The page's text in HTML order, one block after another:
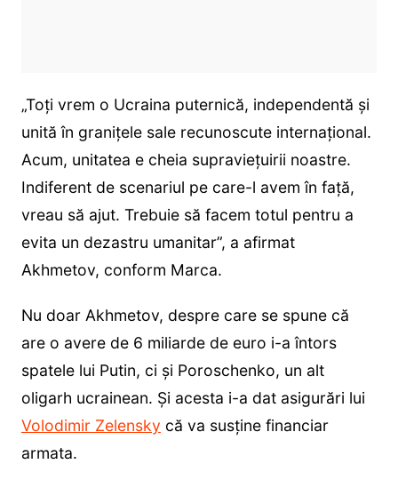
„Toți vrem o Ucraina puternică, independentă și
unită în granițele sale recunoscute internațional.
Acum, unitatea e cheia supraviețuirii noastre.
Indiferent de scenariul pe care-l avem în față,
vreau să ajut. Trebuie să facem totul pentru a
evita un dezastru umanitar”, a afirmat
Akhmetov, conform Marca.
Nu doar Akhmetov, despre care se spune că
are o avere de 6 miliarde de euro i-a întors
spatele lui Putin, ci și Poroschenko, un alt
oligarh ucrainean. Și acesta i-a dat asigurări lui
Volodimir Zelensky că va susține financiar
armata.